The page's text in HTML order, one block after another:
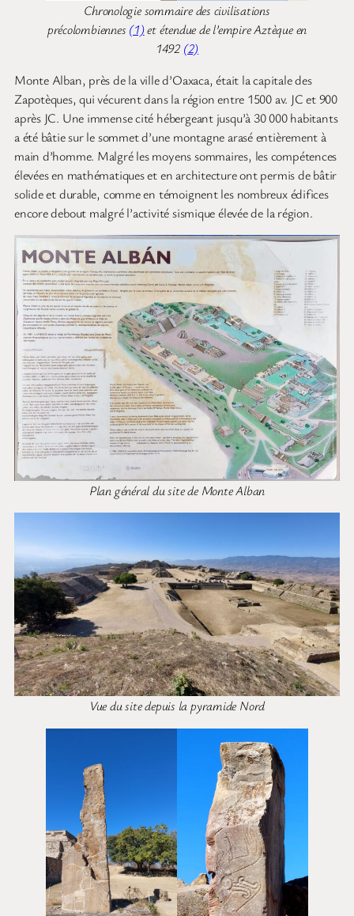
Chronologie sommaire des civilisations
précolombiennes (1)et étendue de l’empire Aztèque en
1492 (2)
Monte Alban, près de la ville d’Oaxaca, était la capitale des
Zapotèques, qui vécurent dans la région entre 1500 av. JC et 900
après JC. Une immense cité hébergeant jusqu’à 30 000 habitants
a été bâtie sur le sommet d’une montagne arasé entièrement à
main d’homme. Malgré les moyens sommaires, les compétences
élevées en mathématiques et en architecture ont permis de bâtir
solide et durable, comme en témoignent les nombreux édifices
encore debout malgré l’activité sismique élevée de la région.
Plan général du site de Monte Alban
Vue du site depuis la pyramide Nord